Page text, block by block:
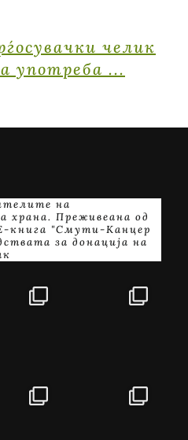
на
храна. Преживеана од
книга "Смути-Канцер
за донација на